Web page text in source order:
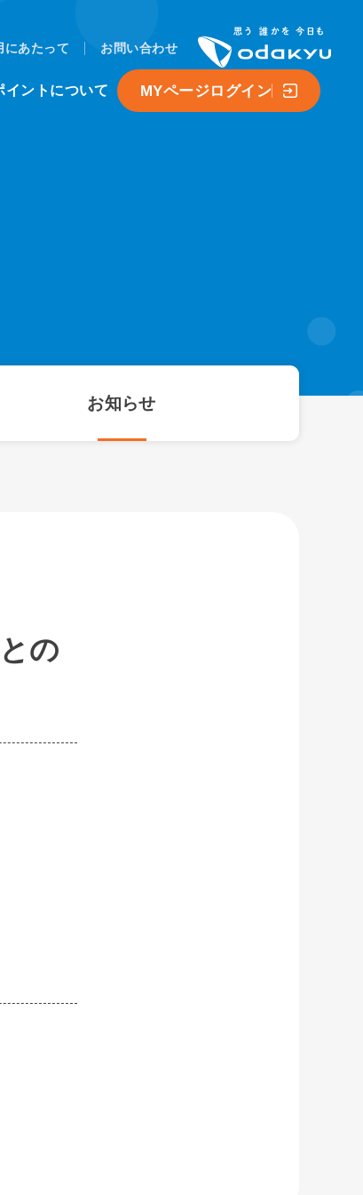
イントについて MYページログイン
にあたって お問い合わせ
お知らせ
の